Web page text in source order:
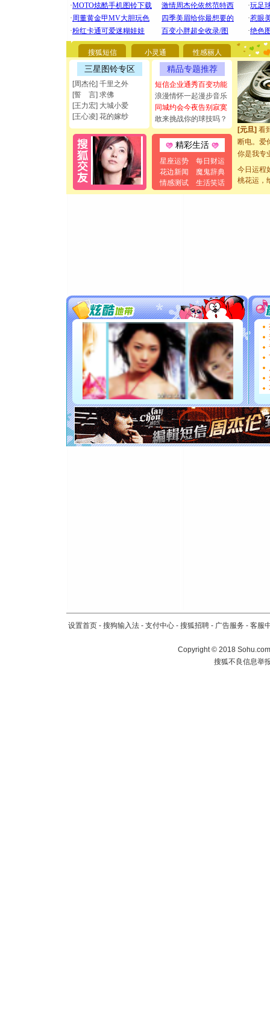
搜狐短信 小灵通 性感丽人
三星图铃专区
[周杰伦] 千里之外
[誓 言] 求佛
[王力宏] 大城小爱
[王心凌] 花的嫁纱
精品专题推荐
短信企业通秀百变功能
浪漫情怀一起漫步音乐
同城约会今夜告别寂寞
敢来挑战你的球技吗？
精彩生活
星座运势
每日财运
花边新闻
魔鬼辞典
情感测试
生活笑话
[圣诞节]
你太多，
要平安
[圣诞节]
能正大光
都要快乐
[圣诞节]
如意,快
[元旦]看
断电。爱
你是我专
起；二
离。水晶
送你一棵
[圣诞节]
你太多，
要平安
[圣诞节]
能正大
都要快乐
[圣诞节]
如意,快
[元旦]看
断电。爱
你是我专
[元旦]如
今日运程
桃花运，
设置首页 - 搜狗输入法 - 支付中心 - 搜狐招聘 - 广告服务 - 客服
Copyright ©2018
搜狐不良信息举